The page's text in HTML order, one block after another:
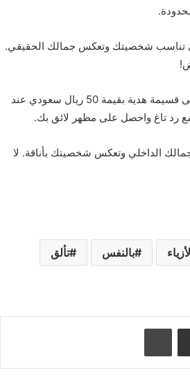
تناسب شخصيتك وتعكس جمالك الحقيقي.
عبر عن قوتك، شخصيتك، ورحلتك الشخصية مع #أزياء_ردتاغ. تسوق الآن واحصل على قسيمة هدية بقيمة 50 ريال سعودي عند
جمالك الداخلي وتعكس شخصيتك بأناقة. لا
بالنفس تألق